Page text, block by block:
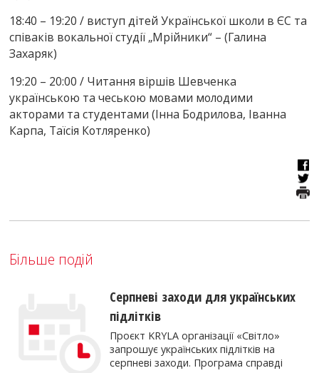
18:40 – 19:20 / виступ дітей Української школи в ЄС та
співаків вокальної студії „Мрійники“ – (Галина
Захаряк)
19:20 – 20:00 / Читання віршів Шевченка
українською та чеською мовами молодими
акторами та студентами (Інна Бодрилова, Іванна
Карпа, Таїсія Котляренко)
Більше подій
Серпневі заходи для українських
підлітків
Проєкт KRYLA організації «Світло»
запрошує українських підлітків на
серпневі заходи. Програма справді